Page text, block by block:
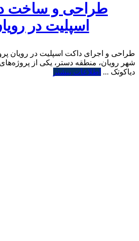
طراحی و ساخت
اسپلیت در
طراحی و اجرای داکت اسپلیت در رویان
شهر رویان، منطقه دستر، یکی از
دیاکوتک ... اطلاعات بیشتر